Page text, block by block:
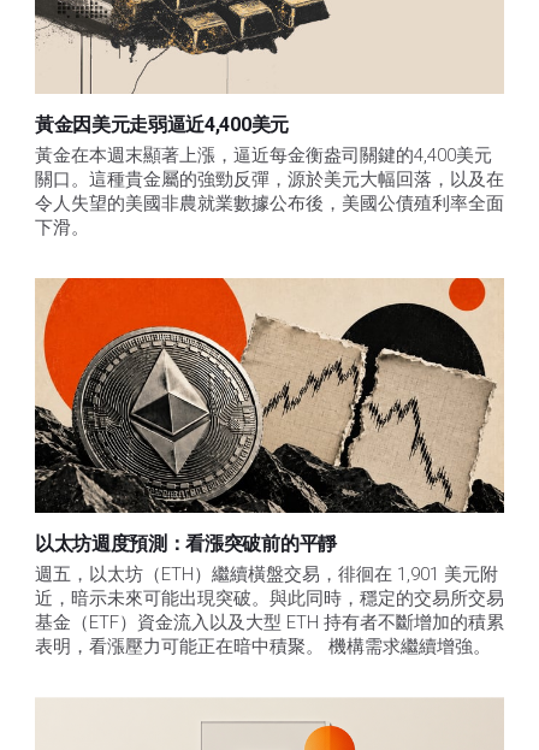
黃金因美元走弱逼近4,400美元
黃金在本週末顯著上漲，逼近每金衡盎司關鍵的4,400美元
關口。這種貴金屬的強勁反彈，源於美元大幅回落，以及在
令人失望的美國非農就業數據公布後，美國公債殖利率全面
下滑。
以太坊週度預測：看漲突破前的平靜
週五，以太坊（ETH）繼續橫盤交易，徘徊在 1,901 美元附
近，暗示未來可能出現突破。與此同時，穩定的交易所交易
基金（ETF）資金流入以及大型 ETH 持有者不斷增加的積累
表明，看漲壓力可能正在暗中積聚。 機構需求繼續增強。